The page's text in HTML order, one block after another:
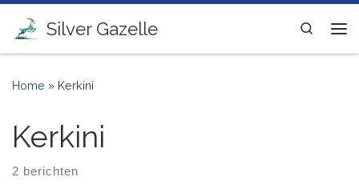
Ga naar inhoud
Silver Gazelle
Search
Home » Kerkini
Kerkini
2 berichten